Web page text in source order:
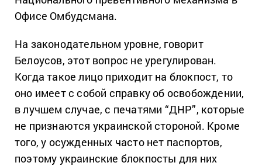
Офисе Омбудсмана.
На законодательном уровне, говорит
Белоусов, этот вопрос не урегулирован.
Когда такое лицо приходит на блокпост, то
оно имеет с собой справку об освобождении,
в лучшем случае, с печатями “ДНР”, которые
не признаются украинской стороной. Кроме
того, у осужденных часто нет паспортов,
поэтому украинские блокпосты для них